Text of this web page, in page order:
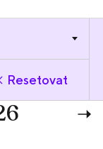
Resetovat